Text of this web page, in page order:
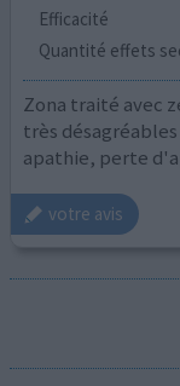
Efficacité
Quantité effets
Zona traité avec
très
apathie, perte
votre avis